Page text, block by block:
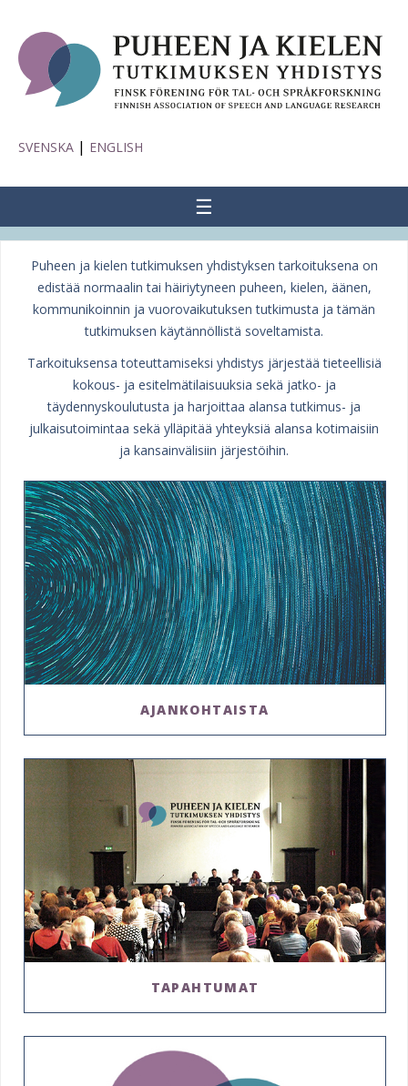
SVENSKA | ENGLISH
Puheen ja kielen tutkimuksen yhdistyksen tarkoituksena on
edistää normaalin tai häiriytyneen puheen, kielen, äänen,
kommunikoinnin ja vuorovaikutuksen tutkimusta ja tämän
tutkimuksen käytännöllistä soveltamista.
Tarkoituksensa toteuttamiseksi yhdistys järjestää tieteellisiä
kokous- ja esitelmätilaisuuksia sekä jatko- ja
täydennyskoulutusta ja harjoittaa alansa tutkimus- ja
julkaisutoimintaa sekä ylläpitää yhteyksiä alansa kotimaisiin
ja kansainvälisiin järjestöihin.
AJANKOHTAISTA
TAPAHTUMAT
☰